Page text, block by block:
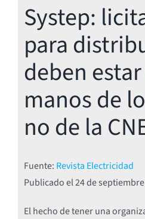
Systep:
para
deben
manos de
no de la
Fuente: Revista Electricidad
Publicado el24 de
El hecho de tener una